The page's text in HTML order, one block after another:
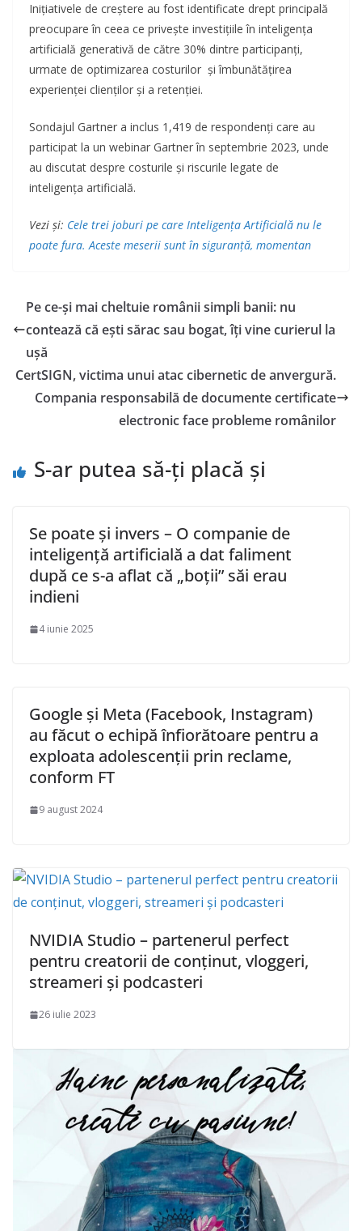
Inițiativele de creștere au fost identificate drept principală
preocupare în ceea ce privește investițiile în inteligența
artificială generativă de către 30% dintre participanți,
urmate de optimizarea costurilor și îmbunătățirea
experienței clienților și a retenției.
Sondajul Gartner a inclus 1,419 de respondenți care au
participat la un webinar Gartner în septembrie 2023, unde
au discutat despre costurile și riscurile legate de
inteligența artificială.
Vezi și: Cele trei joburi pe care Inteligența Artificială nu le
poate fura. Aceste meserii sunt în siguranță, momentan
Pe ce-și mai cheltuie românii simpli banii: nu
contează că ești sărac sau bogat, îți vine curierul la
ușă
CertSIGN, victima unui atac cibernetic de anvergură.
Compania responsabilă de documente certificate
electronic face probleme românilor
S-ar putea să-ți placă și
Se poate și invers – O companie de
inteligență artificială a dat faliment
după ce s-a aflat că „boții” săi erau
indieni
4 iunie 2025
Google și Meta (Facebook, Instagram)
au făcut o echipă înfiorătoare pentru a
exploata adolescenții prin reclame,
conform FT
9 august 2024
NVIDIA Studio – partenerul perfect
pentru creatorii de conținut, vloggeri,
streameri și podcasteri
26 iulie 2023